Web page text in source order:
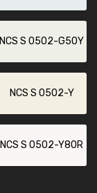
NCS S 0502-G50Y
NCS S 0502-Y
NCS S 0502-Y80R